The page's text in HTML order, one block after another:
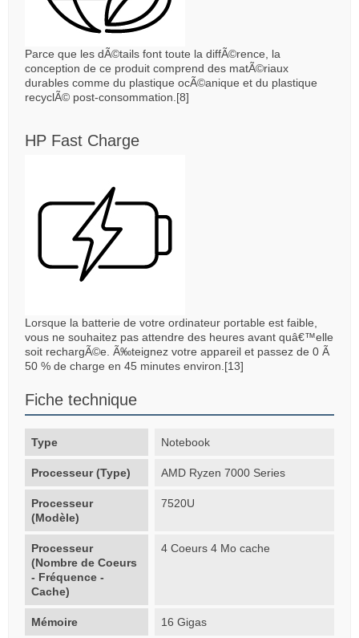
Parce que les dÃ©tails font toute la diffÃ©rence, la
conception de ce produit comprend des matÃ©riaux
durables comme du plastique ocÃ©anique et du plastique
recyclÃ© post-consommation.[8]
HP Fast Charge
Lorsque la batterie de votre ordinateur portable est faible,
vous ne souhaitez pas attendre des heures avant quâ€™elle
soit rechargÃ©e. Ã‰teignez votre appareil et passez de 0 Ã
50 % de charge en 45 minutes environ.[13]
Fiche technique
Type Notebook
Processeur (Type) AMD Ryzen 7000 Series
Processeur
(Modèle)
7520U
Processeur
(Nombre de Coeurs
- Fréquence -
Cache)
4 Coeurs 4 Mo cache
Mémoire 16 Gigas